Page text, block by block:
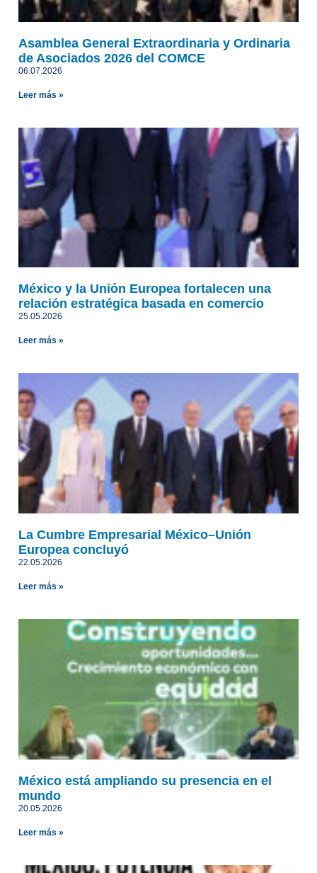
Asamblea General Extraordinaria y Ordinaria
de Asociados 2026 del COMCE
06.07.2026
Leer más »
México y la Unión Europea fortalecen una
relación estratégica basada en comercio
25.05.2026
Leer más »
La Cumbre Empresarial México–Unión
Europea concluyó
22.05.2026
Leer más »
México está ampliando su presencia en el
mundo
20.05.2026
Leer más »